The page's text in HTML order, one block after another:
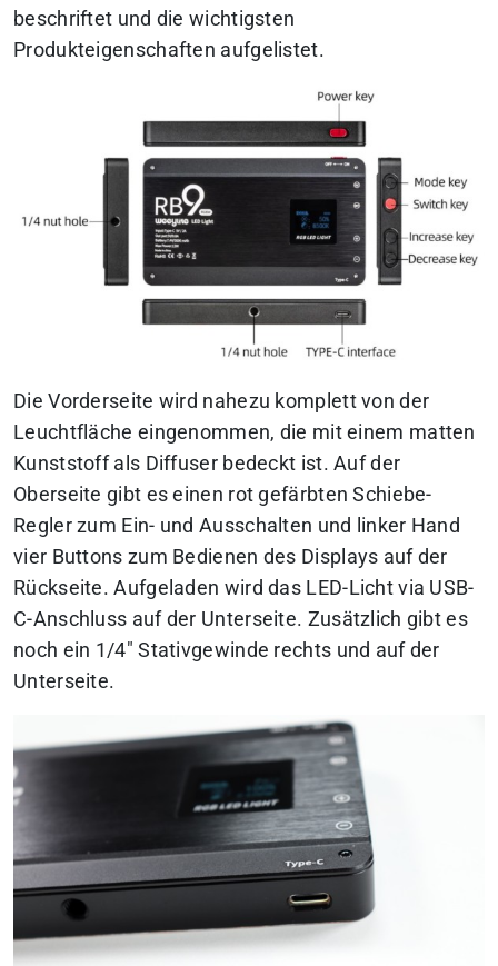
beschriftet und die wichtigsten
Produkteigenschaften aufgelistet.
Die Vorderseite wird nahezu komplett von der
Leuchtfläche eingenommen, die mit einem matten
Kunststoff als Diffuser bedeckt ist. Auf der
Oberseite gibt es einen rot gefärbten Schiebe-
Regler zum Ein- und Ausschalten und linker Hand
vier Buttons zum Bedienen des Displays auf der
Rückseite. Aufgeladen wird das LED-Licht via USB-
C-Anschluss auf der Unterseite. Zusätzlich gibt es
noch ein 1/4″ Stativgewinde rechts und auf der
Unterseite.